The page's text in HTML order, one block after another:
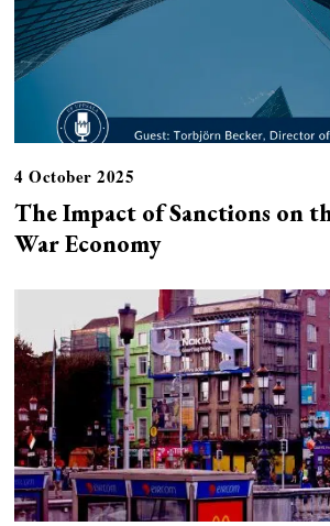
4 October 2025
The Impact of Sanctions on
War Economy